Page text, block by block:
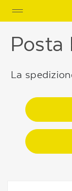
Toggle
navigation
Posta
La